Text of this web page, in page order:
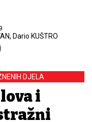
Dario KUŠTRO
DJELA
i